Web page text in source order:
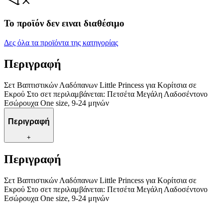
Το προϊόν δεν ειναι διαθέσιμο
Δες όλα τα προϊόντα της κατηγορίας
Περιγραφή
Σετ Βαπτιστικών Λαδόπανων Little Princess για Κορίτσια σε
Εκροὐ Στο σετ περιλαμβάνεται: Πετσέτα Μεγάλη Λαδοσέντονο
Εσώρουχα One size, 9-24 μηνών
Περιγραφή
+
Περιγραφή
Σετ Βαπτιστικών Λαδόπανων Little Princess για Κορίτσια σε
Εκροὐ Στο σετ περιλαμβάνεται: Πετσέτα Μεγάλη Λαδοσέντονο
Εσώρουχα One size, 9-24 μηνών